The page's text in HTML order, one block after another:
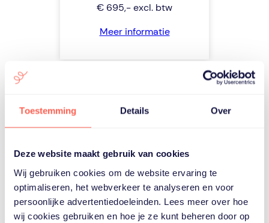
Toestemming Details Over
Deze website maakt gebruik van cookies
Wij gebruiken cookies om de website ervaring te
optimaliseren, het webverkeer te analyseren en voor
persoonlijke advertentiedoeleinden. Lees meer over hoe
wij cookies gebruiken en hoe je ze kunt beheren door op
€ 695,- excl. btw
Meer informatie
trainingen
We breiden ons
opleidingsaanbod binnenkort
uit met nieuwe trainingen voor
professionals die met
mantelzorgers werken. Wil je